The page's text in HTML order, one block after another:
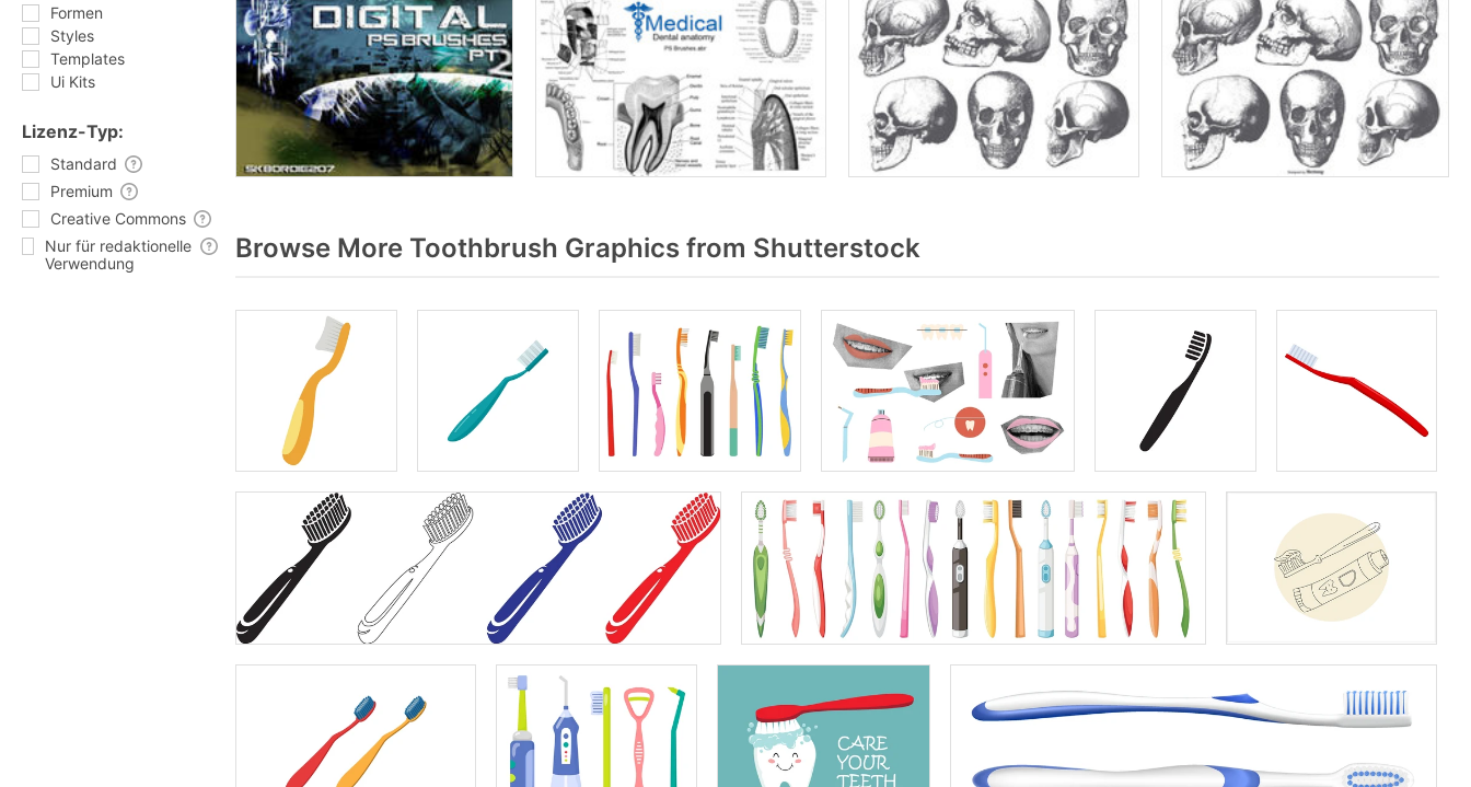
Formen
Styles
Templates
Ui Kits
Lizenz-Typ:
Standard
Premium
Creative Commons
Nur für redaktionelle
Verwendung
Browse More Toothbrush Graphics from Shutterstock